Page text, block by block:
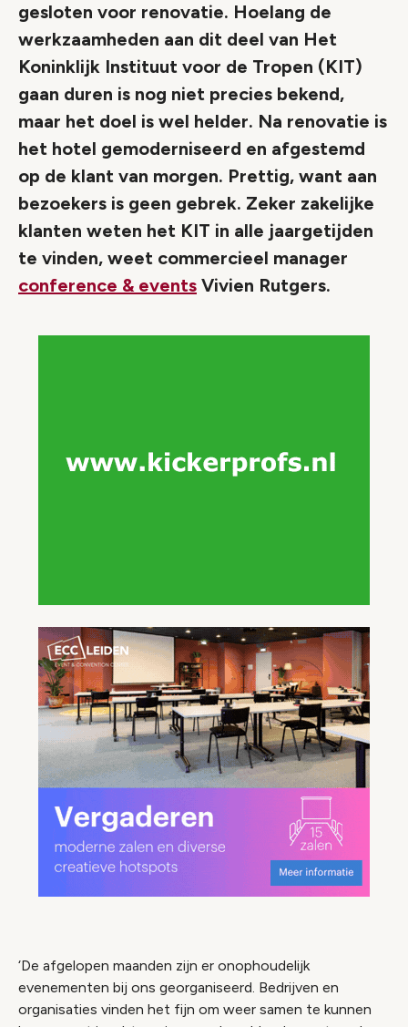
gesloten voor renovatie. Hoelang de
werkzaamheden aan dit deel van Het
Koninklijk Instituut voor de Tropen (KIT)
gaan duren is nog niet precies bekend,
maar het doel is wel helder. Na renovatie is
het hotel gemoderniseerd en afgestemd
op de klant van morgen. Prettig, want aan
bezoekers is geen gebrek. Zeker zakelijke
klanten weten het KIT in alle jaargetijden
te vinden, weet commercieel manager
conference & events Vivien Rutgers.
‘De afgelopen maanden zijn er onophoudelijk
evenementen bij ons georganiseerd. Bedrijven en
organisaties vinden het fijn om weer samen te kunnen